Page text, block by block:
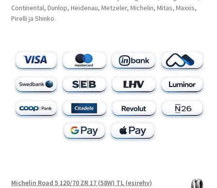
Continental, Dunlop, Heidenau, Metzeler, Michelin, Mitas, Maxxis,
Pirelli ja Shinko.
Michelin Road 5 120/70 ZR 17 (58W) TL (esirehv)